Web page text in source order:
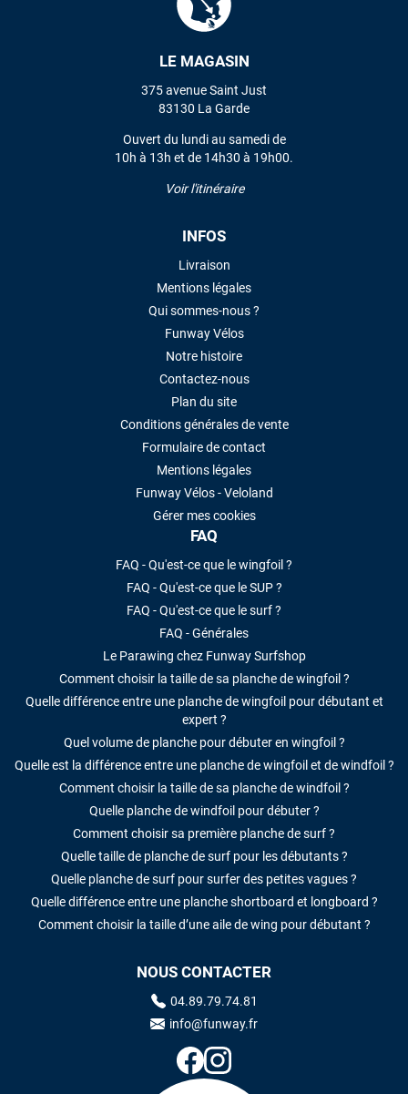
LE MAGASIN
375 avenue Saint Just
83130 La Garde
Ouvert du lundi au samedi de
10h à 13h et de 14h30 à 19h00.
Voir l'itinéraire
INFOS
Livraison
Mentions légales
Qui sommes-nous ?
Funway Vélos
Notre histoire
Contactez-nous
Plan du site
Conditions générales de vente
Formulaire de contact
Mentions légales
Funway Vélos - Veloland
Gérer mes cookies
FAQ
FAQ - Qu'est-ce que le wingfoil ?
FAQ - Qu'est-ce que le SUP ?
FAQ - Qu'est-ce que le surf ?
FAQ - Générales
Le Parawing chez Funway Surfshop
Comment choisir la taille de sa planche de wingfoil ?
Quelle différence entre une planche de wingfoil pour débutant et
expert ?
Quel volume de planche pour débuter en wingfoil ?
Quelle est la différence entre une planche de wingfoil et de windfoil ?
Comment choisir la taille de sa planche de windfoil ?
Quelle planche de windfoil pour débuter ?
Comment choisir sa première planche de surf ?
Quelle taille de planche de surf pour les débutants ?
Quelle planche de surf pour surfer des petites vagues ?
Quelle différence entre une planche shortboard et longboard ?
Comment choisir la taille d’une aile de wing pour débutant ?
NOUS CONTACTER
04.89.79.74.81
info@funway.fr